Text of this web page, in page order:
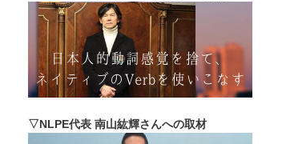
▽NLPE代表 南山紘輝さんへの取材